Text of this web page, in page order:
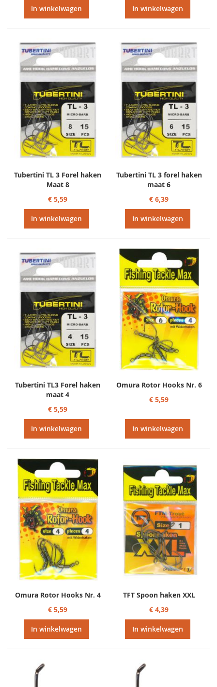
In winkelwagen In winkelwagen
Tubertini TL 3 Forel haken
Maat 8
€ 5,59
In winkelwagen
Tubertini TL 3 forel haken
maat 6
€ 6,39
In winkelwagen
Tubertini TL3 Forel haken
maat 4
€ 5,59
In winkelwagen
Omura Rotor Hooks Nr. 6
€ 5,59
In winkelwagen
Omura Rotor Hooks Nr. 4
€ 5,59
In winkelwagen
TFT Spoon haken XXL
€ 4,39
In winkelwagen